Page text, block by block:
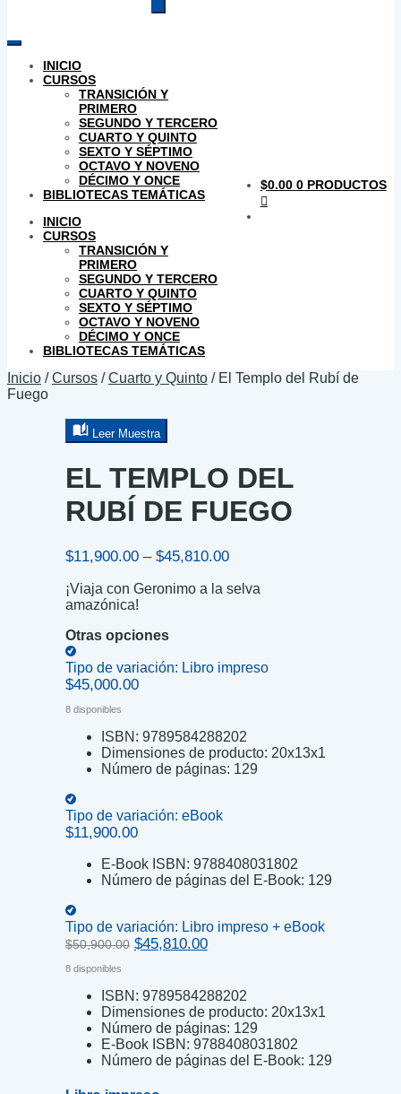
productos
INICIO
CURSOS
TRANSICIÓN Y
PRIMERO
SEGUNDO Y TERCERO
CUARTO Y QUINTO
SEXTO Y SÉPTIMO
OCTAVO Y NOVENO
DÉCIMO Y ONCE
BIBLIOTECAS TEMÁTICAS
INICIO
CURSOS
TRANSICIÓN Y
PRIMERO
SEGUNDO Y TERCERO
CUARTO Y QUINTO
SEXTO Y SÉPTIMO
OCTAVO Y NOVENO
DÉCIMO Y ONCE
BIBLIOTECAS TEMÁTICAS
$0.00 0 PRODUCTOS
Inicio /Cursos /Cuarto y Quinto / El Templo del Rubí de
Fuego
Leer Muestra
EL TEMPLO DEL
RUBÍ DE FUEGO
$11,900.00 – $45,810.00Price
$11,900.00
¡Viaja con Geronimo a la selva
amazónica!
Otras opciones
Tipo de variación: Libro impreso
$45,000.00
8 disponibles
ISBN: 9789584288202
Dimensiones de producto: 20x13x1
Número de páginas: 129
Tipo de variación: eBook
$11,900.00
E-Book ISBN: 9788408031802
Número de páginas del E-Book: 129
Tipo de variación: Libro impreso + eBook
$50,900.00 Original
$50,900.00.
$45,810.00Current
$45,810.00.
8 disponibles
ISBN: 9789584288202
Dimensiones de producto: 20x13x1
Número de páginas: 129
E-Book ISBN: 9788408031802
Número de páginas del E-Book: 129